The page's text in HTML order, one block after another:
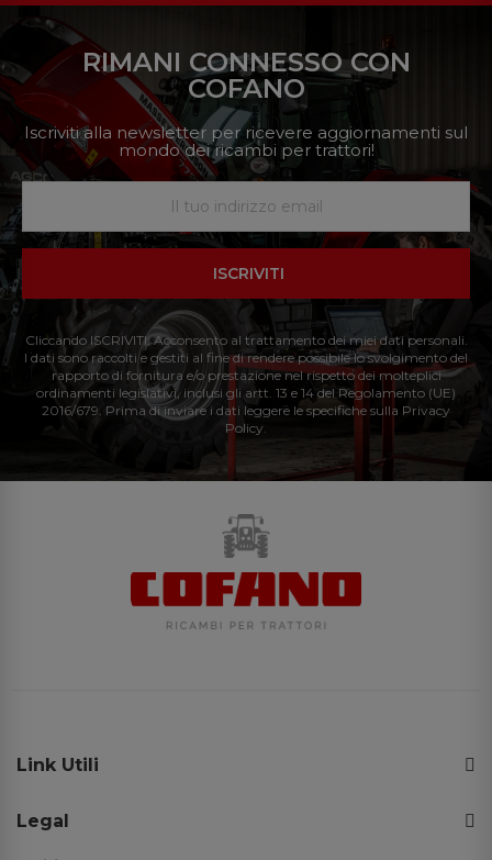
RIMANI CONNESSO CON
COFANO
Iscriviti alla newsletter per ricevere aggiornamenti sul
mondo dei ricambi per trattori!
ISCRIVITI
Cliccando ISCRIVITI: Acconsento al trattamento dei miei dati personali.
I dati sono raccolti e gestiti al fine di rendere possibile lo svolgimento del
rapporto di fornitura e/o prestazione nel rispetto dei molteplici
ordinamenti legislativi, inclusi gli artt. 13 e 14 del Regolamento (UE)
2016/679. Prima di inviare i dati leggere le specifiche sulla Privacy
Policy.
Link Utili
Legal